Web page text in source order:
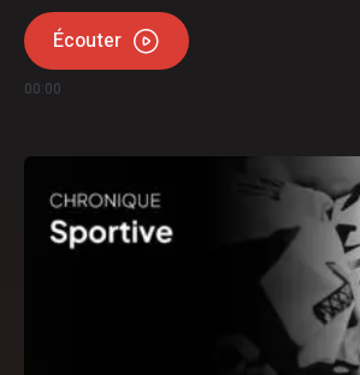
Écouter
00:00